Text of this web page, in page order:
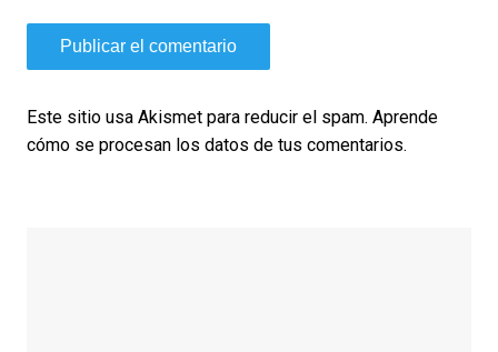
Este sitio usa Akismet para reducir el spam. Aprende
cómo se procesan los datos de tus comentarios.